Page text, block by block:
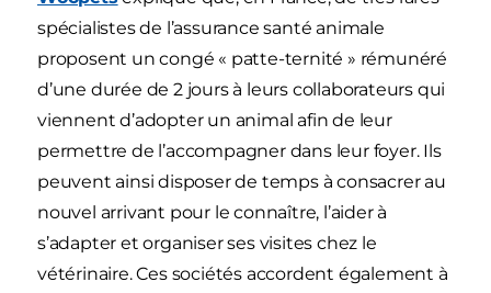
spécialistes de l’assurance santé animale
proposent un congé « patte-ternité » rémunéré
d’une durée de 2 jours à leurs collaborateurs qui
viennent d’adopter un animal afin de leur
permettre de l’accompagner dans leur foyer. Ils
peuvent ainsi disposer de temps à consacrer au
nouvel arrivant pour le connaître, l’aider à
s’adapter et organiser ses visites chez le
vétérinaire. Ces sociétés accordent également à